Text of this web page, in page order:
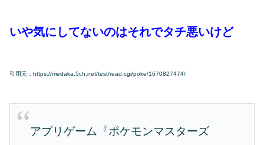
いや気にしてないのはそれでタチ悪いけど
引用元：https://medaka.5ch.net/test/read.cgi/poke/1670827474/
アプリゲーム『ポケモンマスターズ